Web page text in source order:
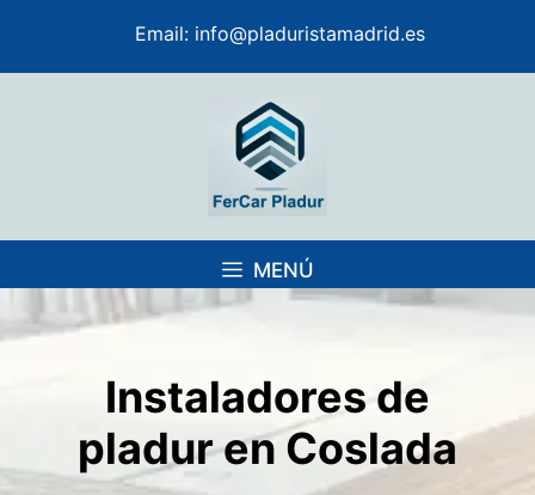
contenido
Email: info@pladuristamadrid.es
MENÚ
Instaladores de
pladur en Coslada